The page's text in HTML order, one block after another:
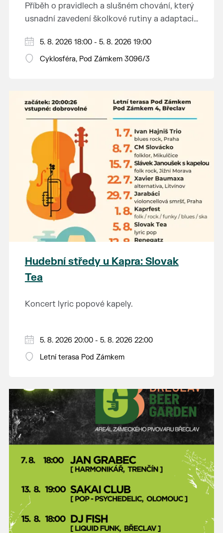
Příběh o pravidlech a slušném chování, který
usnadní zavedení školkové rutiny a adaptaci
Hraje se jen za příznivého počasí.
Vstupné dobrovolné.
5. 8. 2026 18:00 - 5. 8. 2026 19:00
Cyklosféra, Pod Zámkem 3096/3
Hudební středy u Kapra: Slovak
Tea
Koncert lyric popové kapely.
5. 8. 2026 20:00 - 5. 8. 2026 22:00
Letní terasa Pod Zámkem